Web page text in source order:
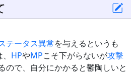
テータス異常を与えるというも
HPやMPこそ下がらないが攻撃
ので、自分にかかると鬱陶しいと